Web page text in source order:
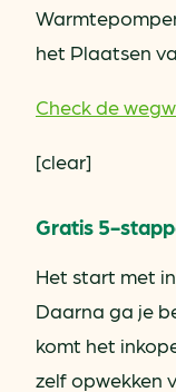
het Plaatsen
Check de
[clear]
Gratis 5-
Het start met
Daarna ga je
komt het
zelf opwekken